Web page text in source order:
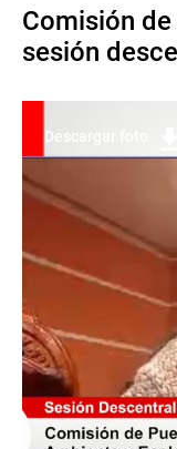
Comisión
sesión
Descargar foto